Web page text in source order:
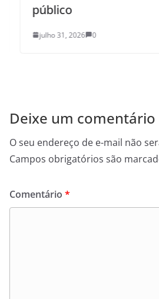
público
julho 31, 2026 0
Deixe um comentário
O seu endereço de e-mail não
Campos obrigatórios são
Comentário *